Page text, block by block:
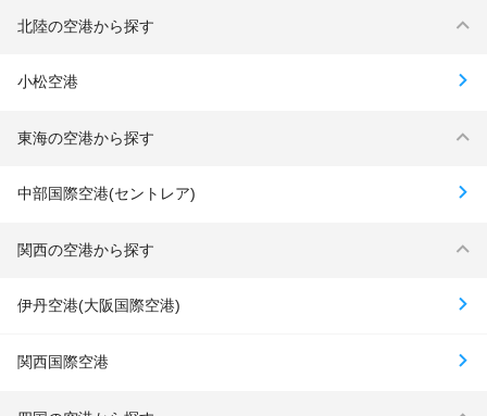
北陸の空港から探す
小松空港
東海の空港から探す
中部国際空港(セントレア)
関西の空港から探す
伊丹空港(大阪国際空港)
関西国際空港